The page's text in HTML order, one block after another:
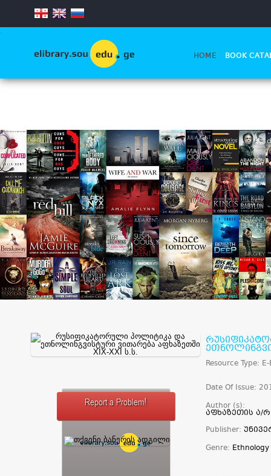
.
HOME BOOK
Report a Problem!
Resource Type:
Date Of Issue:
Author (s):
აფხაზეთის ა/
Publisher:
Genre: Ethnology